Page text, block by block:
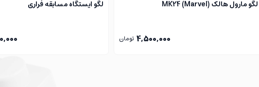
لگو مارول هالک MK24 (Marvel)
4,500,000 تومان
لگو ایستگاه مسابقه فراری